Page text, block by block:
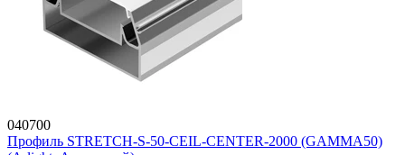
040700
Профиль STRETCH-S-50-CEIL-CENTER-2000 (GAMMA50)